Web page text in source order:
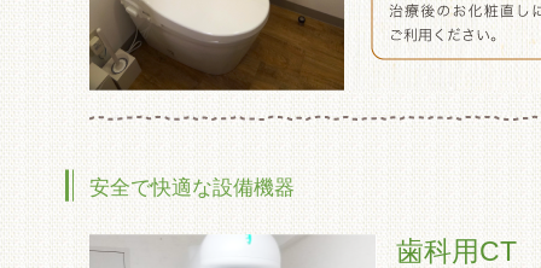
安全で快適な設備機器
歯科用CT